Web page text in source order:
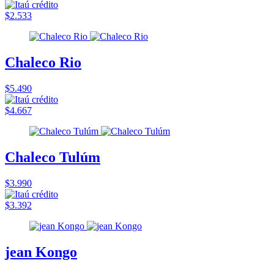
$2.533
Chaleco Rio
$5.490
$4.667
Chaleco Tulúm
$3.990
$3.392
jean Kongo